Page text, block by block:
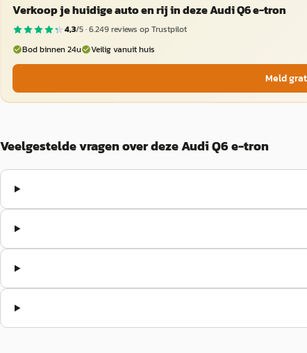
Verkoop je huidige auto en rij in deze Audi Q6 e-tron
4,3/5 ·6.249reviews op Trustpilot
Bod binnen 24u
Veilig vanuit huis
Meld
Veelgestelde vragen over deze Audi Q6 e-tron